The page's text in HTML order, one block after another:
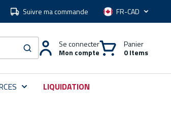
Suivre ma commande Langue
soumettre une recherche
Se connecter
Mon compte
Panier
0 Items
LIQUIDATION